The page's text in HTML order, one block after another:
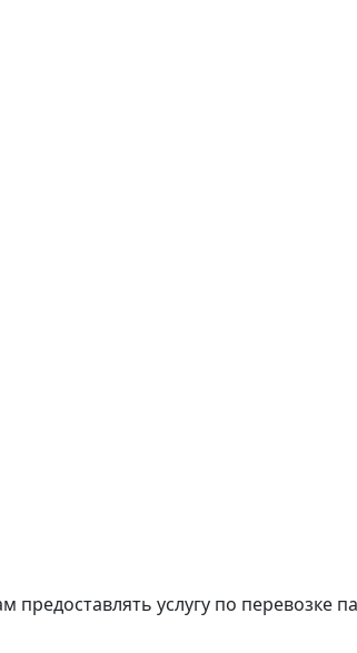
услугу по перевозке